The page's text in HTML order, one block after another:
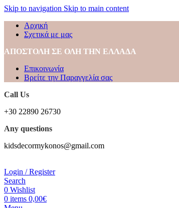
Skip to navigation Skip to main content
Αρχική
Σχετικά με μας
ΑΠΟΣΤΟΛΗ ΣΕ ΟΛΗ ΤΗΝ ΕΛΛΑΔΑ
Επικοινωνία
Βρείτε την Παραγγελία σας
Call Us
+30 22890 26730
Any questions
kidsdecormykonos@gmail.com
Login / Register
Search
0 Wishlist
0 items 0,00€